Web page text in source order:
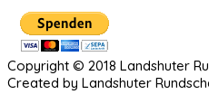
Copyright © 2018 Landshuter
Created by Landshuter